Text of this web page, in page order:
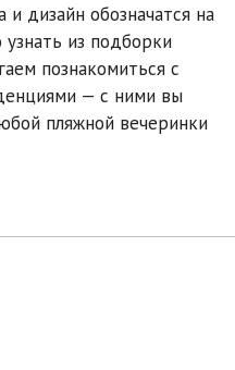
и дизайн обозначатся на
узнать из подборки
познакомиться с
— с ними вы
пляжной вечеринки